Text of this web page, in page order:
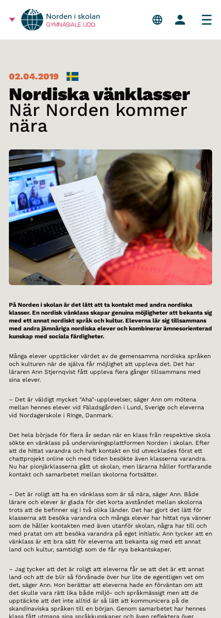
GYMNASIALE UDD.
02.04.2019
Nordiska vänklasser
När Norden kommer
nära
På Norden i skolan är det lätt att ta kontakt med andra nordiska
klasser. En nordisk vänklass skapar genuina möjligheter att bekanta sig
med ett annat nordiskt språk och kultur. Eleverna lär sig tillsammans
med andra jämnåriga nordiska elever och kombinerar ämnesorienterad
kunskap med sociala färdigheter.
Många elever upptäcker värdet av de gemensamma nordiska språken
och kulturen när de själva får möjlighet att uppleva det. Det har
läraren Ann Stjernqvist fått uppleva flera gånger tillsammans med
sina elever.
– Det är väldigt mycket "Aha"-upplevelser, säger Ann om mötena
mellan hennes elever vid Fäladsgården i Lund, Sverige och eleverna
vid Nordagerskole i Ringe, Danmark.
Det hela började för flera år sedan när en klass från respektive skola
sökte en vänklass på undervisningsplattformen Norden i skolan. Efter
att de hittat varandra och haft kontakt en tid utvecklades först ett
chattprojekt online och med tiden besökte även klasserna varandra.
Nu har pionjärklasserna gått ut skolan, men lärarna håller fortfarande
kontakt och samarbetet mellan skolorna fortsätter.
– Det är roligt att ha en vänklass som är så nära, säger Ann. Både
lärare och elever är glada för det korta avståndet mellan skolorna
trots att de befinner sig i två olika länder. Det har gjort det lätt för
klasserna att besöka varandra och många elever har hittat nya vänner
som de håller kontakten med även utanför skolan, några har till och
med pratat om att besöka varandra på eget initiativ. Ann tycker att en
vänklass är ett bra sätt för eleverna att bekanta sig med ett annat
land och kultur, samtidigt som de får nya bekantskaper.
– Jag tycker att det är roligt att eleverna får se att det är ett annat
land och att de blir så förvånade över hur lite de egentligen vet om
det, säger Ann. Hon berättar att eleverna hade en förväntan om att
det skulle vara rätt lika både miljö- och språkmässigt men att de
upptäckte att det inte alltid är så lätt att kommunicera på de
skandinaviska språken till en början. Genom samarbetet har hennes
klass fått utmana sina språkkunskaper och även reflektera över